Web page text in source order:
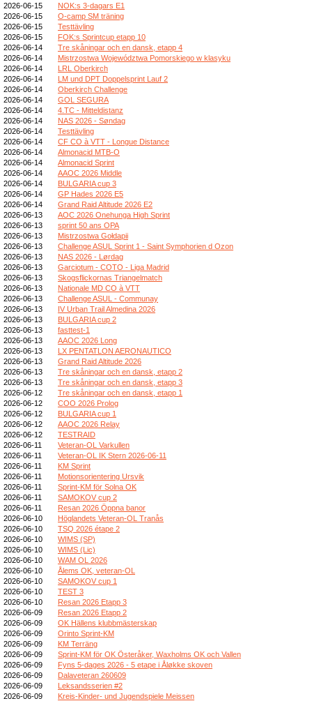
2026-06-15
NOK:s 3-dagars E1
2026-06-15
O-camp SM träning
2026-06-15
Testtävling
2026-06-15
FOK:s Sprintcup etapp 10
2026-06-14
Tre skåningar och en dansk, etapp 4
2026-06-14
Mistrzostwa Województwa Pomorskiego w klasyku
2026-06-14
LRL Oberkirch
2026-06-14
LM und DPT Doppelsprint Lauf 2
2026-06-14
Oberkirch Challenge
2026-06-14
GOL SEGURA
2026-06-14
4.TC - Mitteldistanz
2026-06-14
NAS 2026 - Søndag
2026-06-14
Testtävling
2026-06-14
CF CO à VTT - Longue Distance
2026-06-14
Almonacid MTB-O
2026-06-14
Almonacid Sprint
2026-06-14
AAOC 2026 Middle
2026-06-14
BULGARIA cup 3
2026-06-14
GP Hades 2026 E5
2026-06-14
Grand Raid Altitude 2026 E2
2026-06-13
AOC 2026 Onehunga High Sprint
2026-06-13
sprint 50 ans OPA
2026-06-13
Mistrzostwa Gołdapii
2026-06-13
Challenge ASUL Sprint 1 - Saint Symphorien d Ozon
2026-06-13
NAS 2026 - Lørdag
2026-06-13
Garciotum - COTO - Liga Madrid
2026-06-13
Skogsflickornas Triangelmatch
2026-06-13
Nationale MD CO à VTT
2026-06-13
Challenge ASUL - Communay
2026-06-13
IV Urban Trail Almedina 2026
2026-06-13
BULGARIA cup 2
2026-06-13
fasttest-1
2026-06-13
AAOC 2026 Long
2026-06-13
LX PENTATLON AERONAUTICO
2026-06-13
Grand Raid Altitude 2026
2026-06-13
Tre skåningar och en dansk, etapp 2
2026-06-13
Tre skåningar och en dansk, etapp 3
2026-06-12
Tre skåningar och en dansk, etapp 1
2026-06-12
COO 2026 Prolog
2026-06-12
BULGARIA cup 1
2026-06-12
AAOC 2026 Relay
2026-06-12
TESTRAID
2026-06-11
Veteran-OL Varkullen
2026-06-11
Veteran-OL IK Stern 2026-06-11
2026-06-11
KM Sprint
2026-06-11
Motionsorientering Ursvik
2026-06-11
Sprint-KM för Solna OK
2026-06-11
SAMOKOV cup 2
2026-06-11
Resan 2026 Öppna banor
2026-06-10
Höglandets Veteran-OL Tranås
2026-06-10
TSQ 2026 étape 2
2026-06-10
WIMS (SP)
2026-06-10
WIMS (Lic)
2026-06-10
WAM OL 2026
2026-06-10
Ålems OK, veteran-OL
2026-06-10
SAMOKOV cup 1
2026-06-10
TEST 3
2026-06-10
Resan 2026 Etapp 3
2026-06-09
Resan 2026 Etapp 2
2026-06-09
OK Hällens klubbmästerskap
2026-06-09
Orinto Sprint-KM
2026-06-09
KM Terräng
2026-06-09
Sprint-KM för OK Österåker, Waxholms OK och Vallen
2026-06-09
Fyns 5-dages 2026 - 5 etape i Åløkke skoven
2026-06-09
Dalaveteran 260609
2026-06-09
Leksandsserien #2
2026-06-09
Kreis-Kinder- und Jugendspiele Meissen